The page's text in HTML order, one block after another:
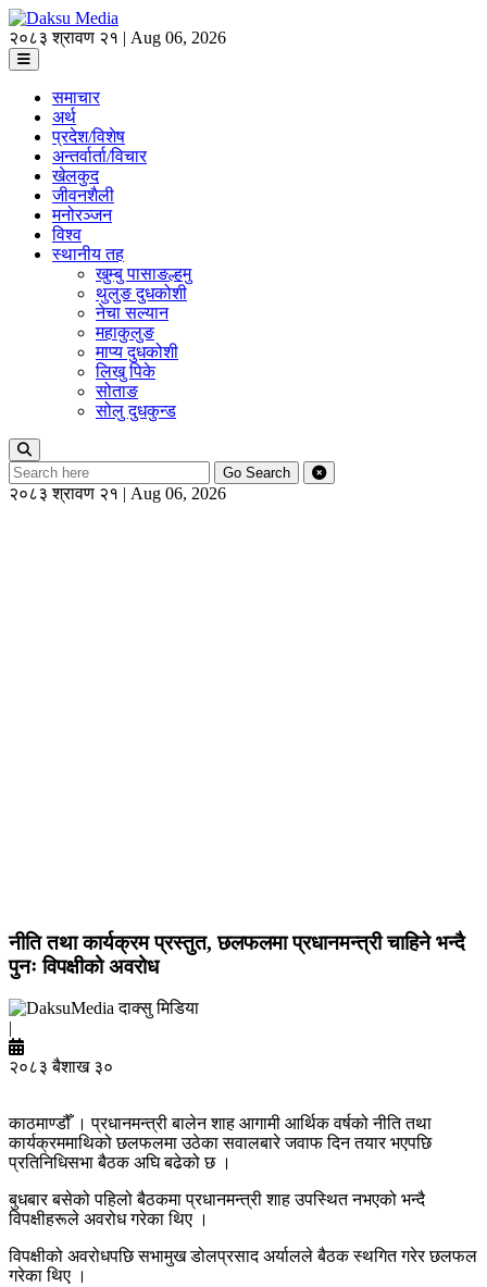
२०८३ श्रावण २१ | Aug 06, 2026
समाचार
अर्थ
प्रदेश/विशेष
अन्तर्वार्ता/विचार
खेलकुद
जीवनशैली
मनोरञ्जन
विश्व
स्थानीय तह
खुम्बु पासाङल्हमु
थुलुङ दुधकोशी
नेचा सल्यान
महाकुलुङ
माप्य दुधकोशी
लिखु पिके
सोताङ
सोलु दुधकुन्ड
Go Search
२०८३ श्रावण २१ | Aug 06, 2026
नीति तथा कार्यक्रम प्रस्तुत, छलफलमा प्रधानमन्त्री चाहिने भन्दै
पुनः विपक्षीको अवरोध
दाक्सु मिडिया
|
२०८३ बैशाख ३०
काठमाण्डौँ । प्रधानमन्त्री बालेन शाह आगामी आर्थिक वर्षको नीति तथा
कार्यक्रममाथिको छलफलमा उठेका सवालबारे जवाफ दिन तयार भएपछि
प्रतिनिधिसभा बैठक अघि बढेको छ ।
बुधबार बसेको पहिलो बैठकमा प्रधानमन्त्री शाह उपस्थित नभएको भन्दै
विपक्षीहरूले अवरोध गरेका थिए ।
विपक्षीको अवरोधपछि सभामुख डोलप्रसाद अर्यालले बैठक स्थगित गरेर छलफल
गरेका थिए ।